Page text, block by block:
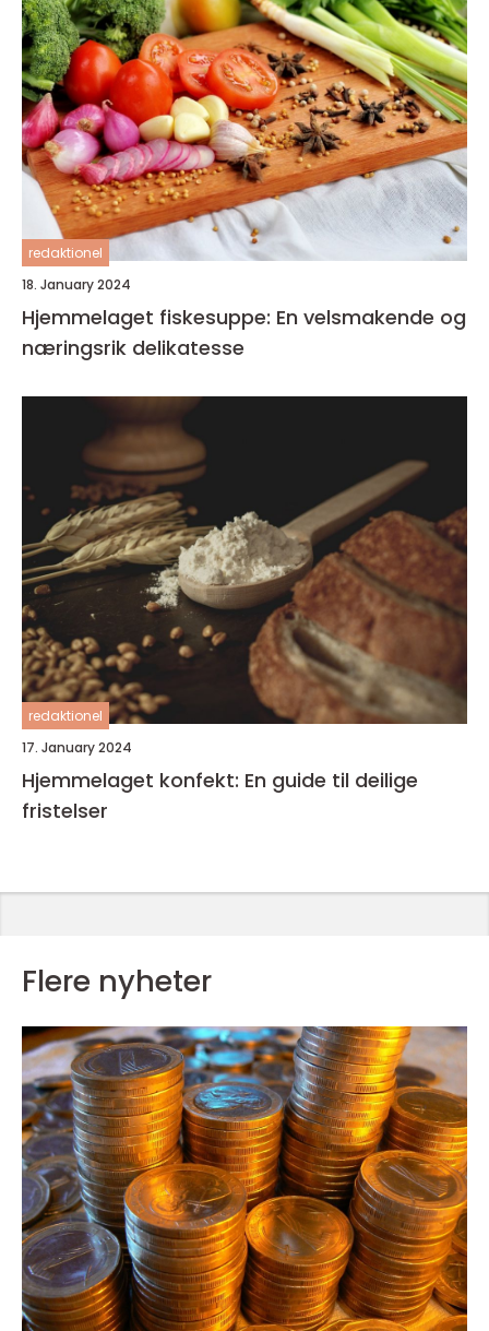
redaktionel
18. January 2024
Hjemmelaget fiskesuppe: En velsmakende og
næringsrik delikatesse
redaktionel
17. January 2024
Hjemmelaget konfekt: En guide til deilige
fristelser
Flere nyheter